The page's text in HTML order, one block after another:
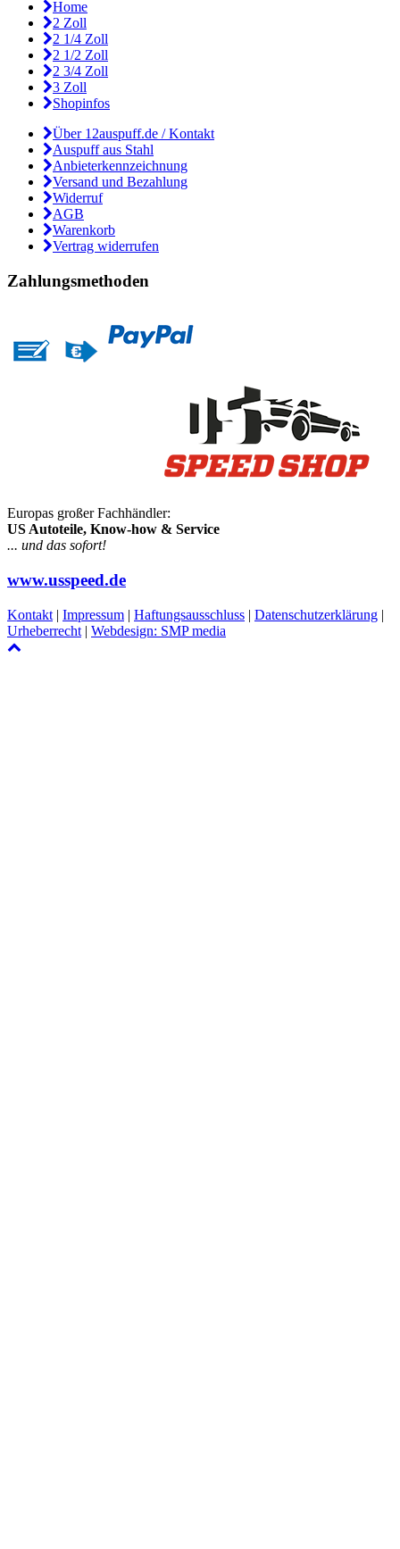
Home
2 Zoll
2 1/4 Zoll
2 1/2 Zoll
2 3/4 Zoll
3 Zoll
Shopinfos
Über 12auspuff.de / Kontakt
Auspuff aus Stahl
Anbieterkennzeichnung
Versand und Bezahlung
Widerruf
AGB
Warenkorb
Vertrag widerrufen
Zahlungsmethoden
Europas großer Fachhändler:
US Autoteile, Know-how & Service
... und das sofort!
www.usspeed.de
Kontakt | Impressum | Haftungsausschluss | Datenschutzerklärung |
Urheberrecht | Webdesign: SMP media